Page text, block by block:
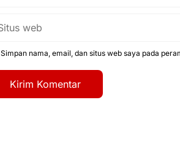
Simpan nama, email, dan situs web saya pada